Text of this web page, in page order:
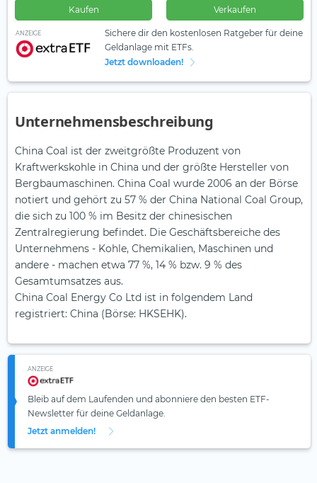
Kaufen Verkaufen
ANZEIGE
Sichere dir den kostenlosen Ratgeber für deine
Geldanlage mit ETFs.
Jetzt downloaden!
Unternehmensbeschreibung
China Coal ist der zweitgrößte Produzent von
Kraftwerkskohle in China und der größte Hersteller von
Bergbaumaschinen. China Coal wurde 2006 an der Börse
notiert und gehört zu 57 % der China National Coal Group,
die sich zu 100 % im Besitz der chinesischen
Zentralregierung befindet. Die Geschäftsbereiche des
Unternehmens - Kohle, Chemikalien, Maschinen und
andere - machen etwa 77 %, 14 % bzw. 9 % des
Gesamtumsatzes aus.
China Coal Energy Co Ltd ist in folgendem Land
registriert: China (Börse: HKSEHK).
ANZEIGE
Bleib auf dem Laufenden und abonniere den besten ETF-
Newsletter für deine Geldanlage.
Jetzt anmelden!